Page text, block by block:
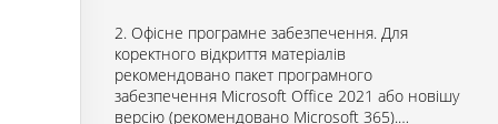
2. Офісне програмне забезпечення. Для
коректного відкриття матеріалів
рекомендовано пакет програмного
забезпечення Microsoft Office 2021 або новішу
версію (рекомендовано Microsoft 365).